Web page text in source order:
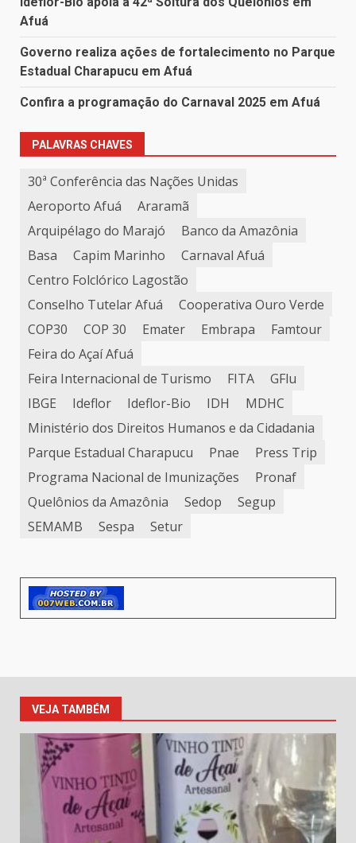
Afuá
Governo realiza ações de fortalecimento no Parque
Estadual Charapucu em Afuá
Confira a programação do Carnaval 2025 em Afuá
PALAVRAS CHAVES
30ª Conferência das Nações Unidas
Aeroporto Afuá
Araramã
Arquipélago do Marajó
Banco da Amazônia
Basa
Capim Marinho
Carnaval Afuá
Centro Folclórico Lagostão
Conselho Tutelar Afuá
Cooperativa Ouro Verde
COP30
COP 30 Emater Embrapa
Famtour
Feira do Açaí Afuá
Feira Internacional de Turismo
FITA
GFlu
IBGE
Ideflor Ideflor-Bio IDH
MDHC
Ministério dos Direitos Humanos e da Cidadania
Parque Estadual Charapucu
Pnae
Press Trip
Programa Nacional de Imunizações
Pronaf
Quelônios da Amazônia
Sedop
Segup
SEMAMB
Sespa Setur
VEJA TAMBÉM